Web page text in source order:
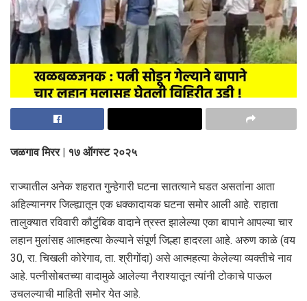
जळगाव मिरर | १७ ऑगस्ट २०२५
राज्यातील अनेक शहरात गुन्हेगारी घटना सातत्याने घडत असतांना आता
अहिल्यानगर जिल्ह्यातून एक धक्कादायक घटना समोर आली आहे. राहाता
तालुक्यात रविवारी कौटुंबिक वादाने त्रस्त झालेल्या एका बापाने आपल्या चार
लहान मुलांसह आत्महत्या केल्याने संपूर्ण जिल्हा हादरला आहे. अरुण काळे (वय
30, रा. चिखली कोरेगाव, ता. श्रीगोंदा) असे आत्महत्या केलेल्या व्यक्तीचे नाव
आहे. पत्नीसोबतच्या वादामुळे आलेल्या नैराश्यातून त्यांनी टोकाचे पाऊल
उचलल्याची माहिती समोर येत आहे.